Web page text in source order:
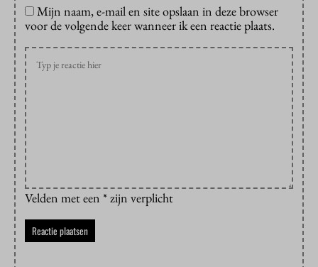
Mijn naam, e-mail en site opslaan in deze browser
voor de volgende keer wanneer ik een reactie plaats.
Velden met een * zijn verplicht